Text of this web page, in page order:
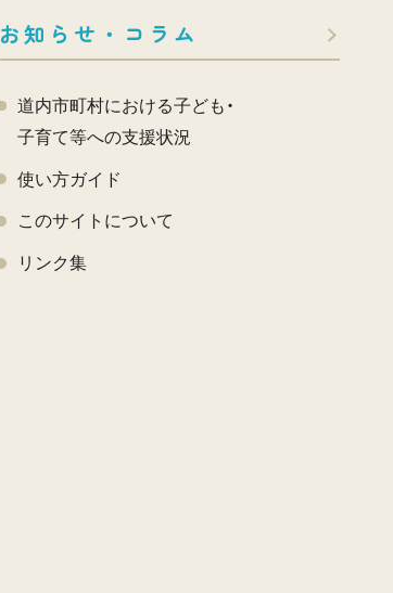
お知らせ・コラム
道内市町村における子ども・
子育て等への支援状況
使い方ガイド
このサイトについて
リンク集